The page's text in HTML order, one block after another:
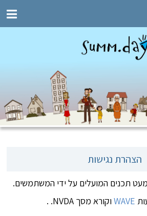
הצהרת נגישות
WAVEוקורא מסך NVDA. .